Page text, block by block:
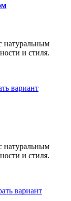
натуральным
и стиля.
вариант
натуральным
и стиля.
вариант